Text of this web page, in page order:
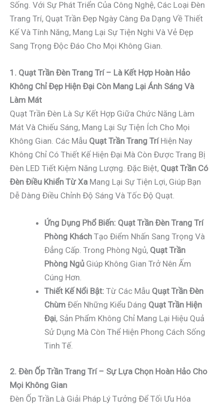
Sống. Với Sự Phát Triển Của Công Nghệ, Các Loại Đèn
Trang Trí, Quạt Trần Đẹp Ngày Càng Đa Dạng Về Thiết
Kế Và Tính Năng, Mang Lại Sự Tiện Nghi Và Vẻ Đẹp
Sang Trọng Độc Đáo Cho Mọi Không Gian.
1. Quạt Trần Đèn Trang Trí – Là Kết Hợp Hoàn Hảo
Không Chỉ Đẹp Hiện Đại Còn Mang Lại Ánh Sáng Và
Làm Mát
Quạt Trần Đèn Là Sự Kết Hợp Giữa Chức Năng Làm
Mát Và Chiếu Sáng, Mang Lại Sự Tiện Ích Cho Mọi
Không Gian. Các Mẫu Quạt Trần Trang TríHiện Nay
Không Chỉ Có Thiết Kế Hiện Đại Mà Còn Được Trang Bị
Đèn LED Tiết Kiệm Năng Lượng. Đặc Biệt, Quạt Trần Có
Đèn Điều Khiển Từ Xa Mang Lại Sự Tiện Lợi, Giúp Bạn
Dễ Dàng Điều Chỉnh Độ Sáng Và Tốc Độ Quạt.
Ứng Dụng Phổ Biến: Quạt Trần Đèn Trang Trí
Phòng Khách Tạo Điểm Nhấn Sang Trọng Và
Đẳng Cấp. Trong Phòng Ngủ, Quạt Trần
Phòng Ngủ Giúp Không Gian Trở Nên Ấm
Cúng Hơn.
Thiết Kế Nổi Bật: Từ Các Mẫu Quạt Trần Đèn
Chùm Đến Những Kiểu Dáng Quạt Trần Hiện
Đại, Sản Phẩm Không Chỉ Mang Lại Hiệu Quả
Sử Dụng Mà Còn Thể Hiện Phong Cách Sống
Tinh Tế.
2. Đèn Ốp Trần Trang Trí – Sự Lựa Chọn Hoàn Hảo Cho
Mọi Không Gian
Đèn Ốp Trần Là Giải Pháp Lý Tưởng Để Tối Ưu Hóa